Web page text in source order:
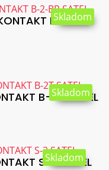
B-2-BR
Skladom
B-2T SATEL
Skladom
S-2 SATEL
Skladom